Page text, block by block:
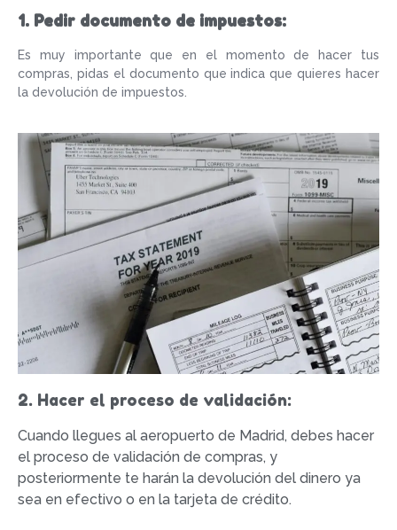
1. Pedir documento de impuestos:
Es muy importante que en el momento de hacer tus
compras, pidas el documento que indica que quieres hacer
la devolución de impuestos.
2. Hacer el proceso de validación:
Cuando llegues al aeropuerto de Madrid, debes hacer
el proceso de validación de compras, y
posteriormente te harán la devolución del dinero ya
sea en efectivo o en la tarjeta de crédito.